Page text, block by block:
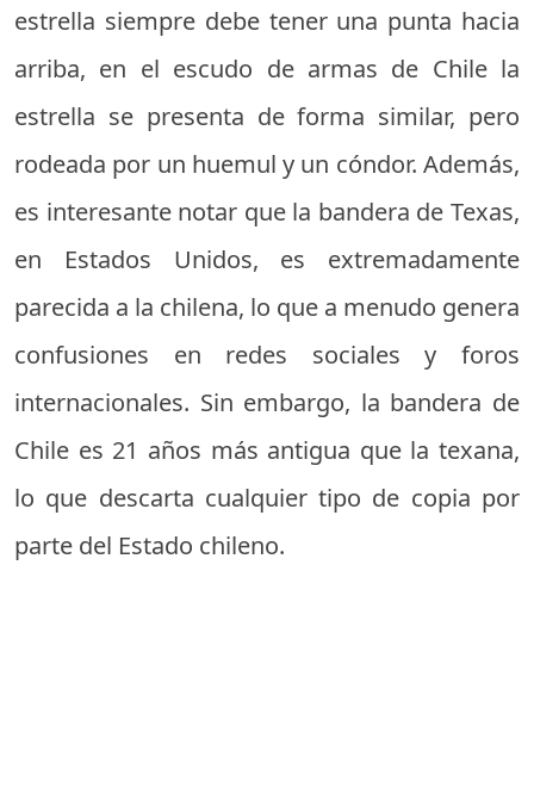
estrella siempre debe tener una punta hacia
arriba, en el escudo de armas de Chile la
estrella se presenta de forma similar, pero
rodeada por un huemul y un cóndor. Además,
es interesante notar que la bandera de Texas,
en Estados Unidos, es extremadamente
parecida a la chilena, lo que a menudo genera
confusiones en redes sociales y foros
internacionales. Sin embargo, la bandera de
Chile es 21 años más antigua que la texana,
lo que descarta cualquier tipo de copia por
parte del Estado chileno.